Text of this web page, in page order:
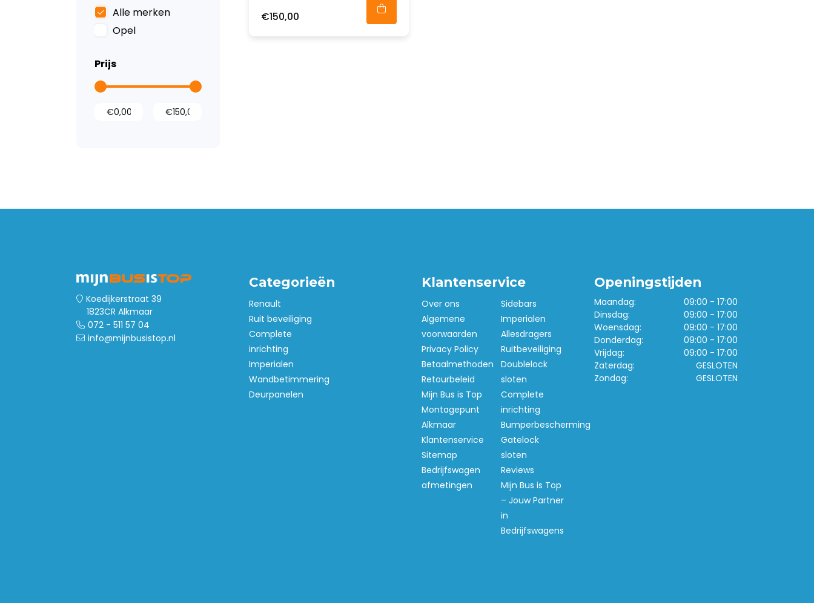
Backbar
Backbar
Bumperbescherming
Led verlichting
Dak- en
Accessoires
Wielkastbescherming
Alle merken
Opel
Prijs
€150,00
Koedijkerstraat 39
1823CR Alkmaar
072 - 511 57 04
info@mijnbusistop.nl
Categorieën
Renault
Ruit beveiliging
Complete
inrichting
Imperialen
Wandbetimmering
Deurpanelen
Klantenservice
Over ons
Algemene
voorwaarden
Privacy Policy
Betaalmethoden
Retourbeleid
Mijn Bus is Top
Montagepunt
Alkmaar
Klantenservice
Sitemap
Bedrijfswagen
afmetingen
Sidebars
Imperialen
Allesdragers
Ruitbeveiliging
Doublelock
sloten
Complete
inrichting
Bumperbescherming
Gatelock
sloten
Reviews
Mijn Bus is Top
– Jouw Partner
in
Bedrijfswagens
Openingstijden
Maandag:
09:00 - 17:00
Dinsdag:
09:00 - 17:00
Woensdag:
09:00 - 17:00
Donderdag:
09:00 - 17:00
Vrijdag:
09:00 - 17:00
Zaterdag:
GESLOTEN
Zondag:
GESLOTEN